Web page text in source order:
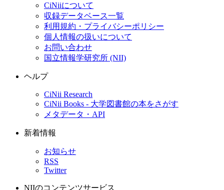
CiNiiについて
収録データベース一覧
利用規約・プライバシーポリシー
個人情報の扱いについて
お問い合わせ
国立情報学研究所 (NII)
ヘルプ
CiNii Research
CiNii Books - 大学図書館の本をさがす
メタデータ・API
新着情報
お知らせ
RSS
Twitter
NIIのコンテンツサービス